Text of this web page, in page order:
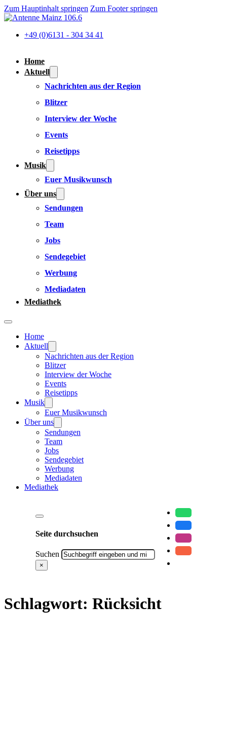
Zum Hauptinhalt springen Zum Footer springen
+49 (0)6131 - 304 34 41
Home
Aktuell
Nachrichten aus der Region
Blitzer
Interview der Woche
Events
Reisetipps
Musik
Euer Musikwunsch
Über uns
Sendungen
Team
Jobs
Sendegebiet
Werbung
Mediadaten
Mediathek
Home
Aktuell
Nachrichten aus der Region
Blitzer
Interview der Woche
Events
Reisetipps
Musik
Euer Musikwunsch
Über uns
Sendungen
Team
Jobs
Sendegebiet
Werbung
Mediadaten
Mediathek
Seite durchsuchen
Suchen
×
Schlagwort: Rücksicht